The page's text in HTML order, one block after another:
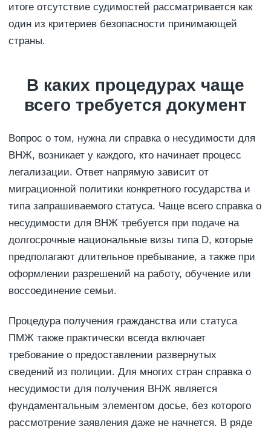
итоге отсутствие судимостей рассматривается как
один из критериев безопасности принимающей
страны.
В каких процедурах чаще
всего требуется документ
Вопрос о том, нужна ли справка о несудимости для
ВНЖ, возникает у каждого, кто начинает процесс
легализации. Ответ напрямую зависит от
миграционной политики конкретного государства и
типа запрашиваемого статуса. Чаще всего справка о
несудимости для ВНЖ требуется при подаче на
долгосрочные национальные визы типа D, которые
предполагают длительное пребывание, а также при
оформлении разрешений на работу, обучение или
воссоединение семьи.
Процедура получения гражданства или статуса
ПМЖ также практически всегда включает
требование о предоставлении развернутых
сведений из полиции. Для многих стран справка о
несудимости для получения ВНЖ является
фундаментальным элементом досье, без которого
рассмотрение заявления даже не начнется. В ряде